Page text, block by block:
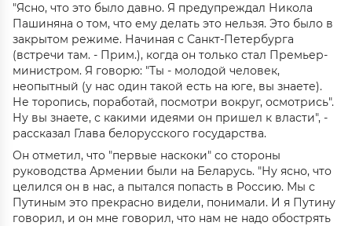
"Ясно, что это было давно. Я предупреждал Никола
Пашиняна о том, что ему делать это нельзя. Это было в
закрытом режиме. Начиная с Санкт-Петербурга
(встречи там. - Прим.), когда он только стал Премьер-
министром. Я говорю: "Ты - молодой человек,
неопытный (у нас один такой есть на юге, вы знаете).
Не торопись, поработай, посмотри вокруг, осмотрись".
Ну вы знаете, с какими идеями он пришел к власти", -
рассказал Глава белорусского государства.
Он отметил, что "первые наскоки" со стороны
руководства Армении были на Беларусь. "Ну ясно, что
целился он в нас, а пытался попасть в Россию. Мы с
Путиным это прекрасно видели, понимали. И я Путину
говорил, и он мне говорил, что нам не надо обострять